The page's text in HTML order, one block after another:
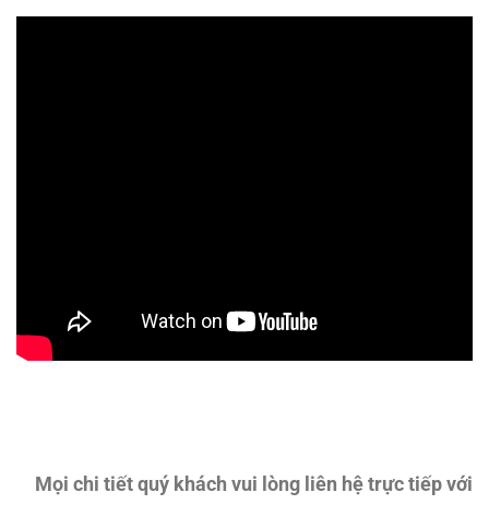
Mọi chi tiết quý khách vui lòng liên hệ trực tiếp với